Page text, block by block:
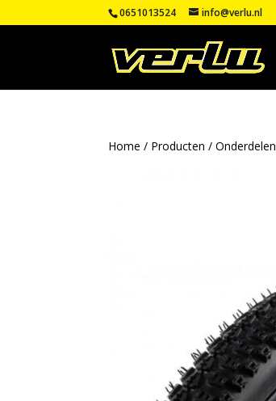
0651013524 info@verlu.nl
Home / Producten /Onderdelen